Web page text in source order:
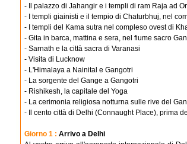
- Il palazzo di Jahangir e i templi di ram Raja ad
- I templi giainisti e il tempio di Chaturbhuj, nel
- I templi del Kama sutra nel compleso ovest di
- Gita in barca, mattina e sera, nel fiume sacro
- Sarnath e la città sacra di Varanasi
- Visita di Lucknow
- L'Himalaya a Nainital e Gangotri
- La sorgente del Gange a Gangotri
- Rishikesh, la capitale del Yoga
- La cerimonia religiosa notturna sulle rive del
- Il cento città di Delhi (Connaught Place), prima
Giorno 1 : Arrivo a Delhi